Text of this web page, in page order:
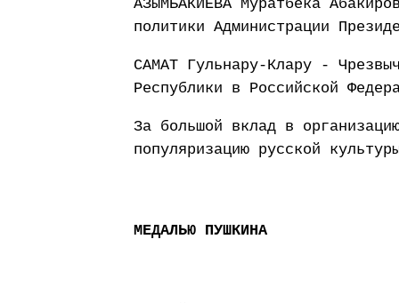
АЗЫМБАКИЕВА Муратбека
политики Администрации
САМАТ Гульнару-Клару -
Республики в Российской
За большой вклад в
популяризацию русской
МЕДАЛЬЮ ПУШКИНА